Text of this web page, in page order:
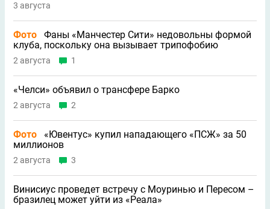
3 августа
Фото
Фаны «Манчестер Сити» недовольны формой
клуба, поскольку она вызывает трипофобию
2 августа 1
«Челси» объявил о трансфере Барко
2 августа 2
Фото
«Ювентус» купил нападающего «ПСЖ» за 50
миллионов
2 августа 3
Винисиус проведет встречу с Моуринью и Пересом –
бразилец может уйти из «Реала»